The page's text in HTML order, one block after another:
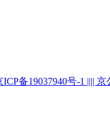
ICP备19037940号-1 ||||